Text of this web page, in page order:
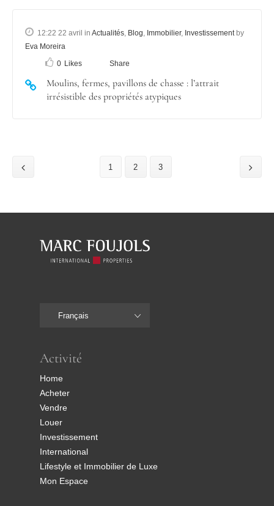
12:22 22 avril in Actualités, Blog, Immobilier, Investissement by
Eva Moreira
0 Likes Share
Moulins, fermes, pavillons de chasse : l’attrait
irrésistible des propriétés atypiques
1 2 3
Français
Activité
Home
Acheter
Vendre
Louer
Investissement
International
Lifestyle et Immobilier de Luxe
Mon Espace